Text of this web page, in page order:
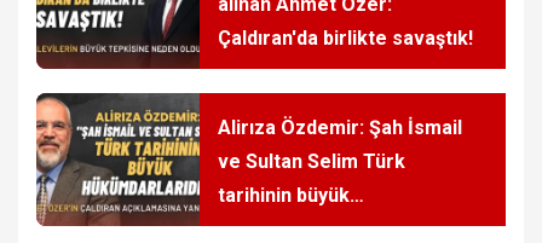
Çaldıran'da birlikte savaştık!
Alirıza Özdemir: Şah İsmail
ve Sultan Selim Türk
tarihinin büyük
hükümdarlarıdır